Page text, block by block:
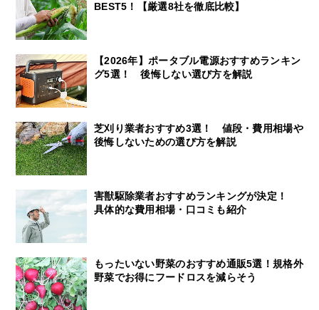
BEST5！【厳選8社を徹底比較】
【2026年】ポータブル電源おすすめランキン
グ5選！ 後悔しない選び方を解説
芝刈り業者おすすめ3選！ 値段・費用相場や
後悔しないための選び方を解説
害獣駆除業者おすすめランキングが決定！
具体的な費用相場・口コミも紹介
もったいない野菜のおすすめ通販5選！規格外
野菜でお得にフードロスを減らそう